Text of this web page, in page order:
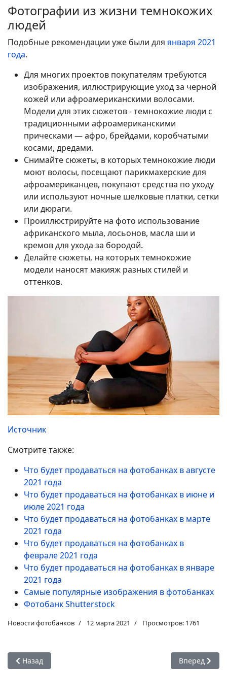
Фотографии из жизни темнокожих
людей
Подобные рекомендации уже были для января 2021
года.
Для многих проектов покупателям требуются
изображения, иллюстрирующие уход за черной
кожей или афроамериканскими волосами.
Модели для этих сюжетов - темнокожие люди с
традиционными афроамериканскими
прическами — афро, брейдами, коробчатыми
косами, дредами.
Снимайте сюжеты, в которых темнокожие люди
моют волосы, посещают парикмахерские для
афроамериканцев, покупают средства по уходу
или используют ночные шелковые платки, сетки
или дюраги.
Проиллюстрируйте на фото использование
африканского мыла, лосьонов, масла ши и
кремов для ухода за бородой.
Делайте сюжеты, на которых темнокожие
модели наносят макияж разных стилей и
оттенков.
Источник
Смотрите также:
Что будет продаваться на фотобанках в августе
2021 года
Что будет продаваться на фотобанках в июне и
июле 2021 года
Что будет продаваться на фотобанках в марте
2021 года
Что будет продаваться на фотобанках в
феврале 2021 года
Что будет продаваться на фотобанках в январе
2021 года
Самые популярные изображения в фотобанках
Фотобанк Shutterstock
Новости фотобанков 12 марта 2021 Просмотров: 1761
Предыдущий: Что будет продаваться на фотобанках в мае
Назад Следующий:
Вперед